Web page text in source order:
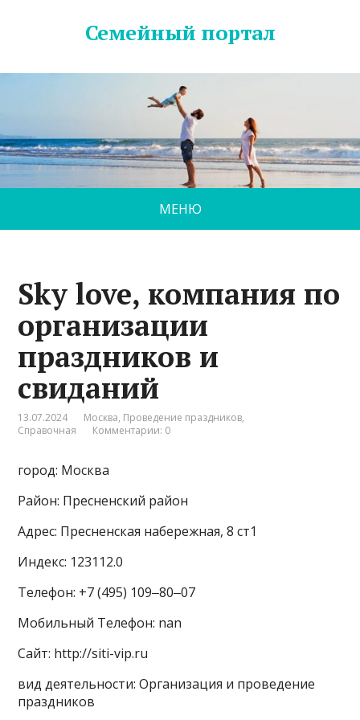
Семейный портал
МЕНЮ
Sky love, компания по
организации
праздников и
свиданий
13.07.2024 Москва, Проведение праздников,
Справочная
Комментарии: 0
город: Москва
Район: Пресненский район
Адрес: Пресненская набережная, 8 ст1
Индекс: 123112.0
Телефон: +7 (495) 109‒80‒07
Мобильный Телефон: nan
Сайт: http://siti-vip.ru
вид деятельности: Организация и проведение
праздников